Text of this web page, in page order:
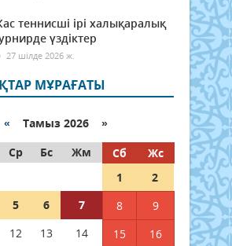
теннисші ірі халықаралық
үздіктер
27 шілде 2026 ж.
МҰРАҒАТЫ
« Тамыз 2026 »
Ср Бс Жм Сб
Жс
1
2
5 6 7 8
9
12 13 14 15
16